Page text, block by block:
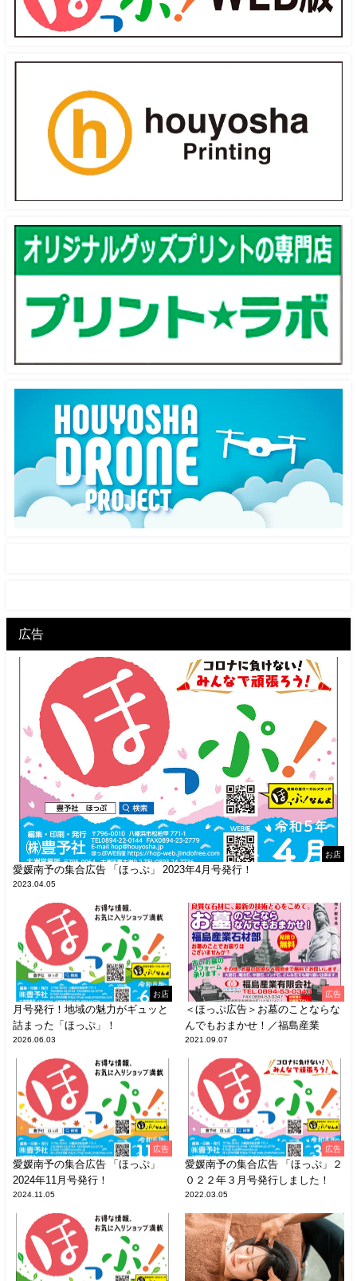
広告
お店
愛媛南予の集合広告 「ほっぷ」 2023年4月号発行！
2023.04.05
お店
月号発行！地域の魅力がギュッと
詰まった「ほっぷ」！
2026.06.03
広告
＜ほっぷ広告＞お墓のことならな
んでもおまかせ！／福島産業
2021.09.07
広告
愛媛南予の集合広告 「ほっぷ」
2024年11月号発行！
2024.11.05
広告
愛媛南予の集合広告 「ほっぷ」２
０２２年３月号発行しました！
2022.03.05